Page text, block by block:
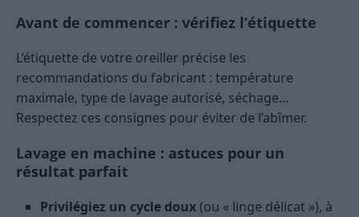
Avant de commencer : vérifiez l’étiquette
L’étiquette de votre oreiller précise les
recommandations du fabricant : température
maximale, type de lavage autorisé, séchage…
Respectez ces consignes pour éviter de l’abîmer.
Lavage en machine : astuces pour un
résultat parfait
Privilégiez un cycle doux (ou « linge délicat »), à